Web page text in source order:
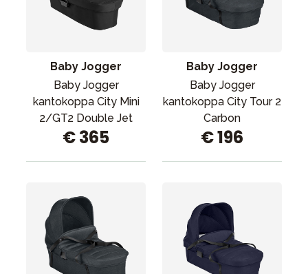
Baby Jogger
Baby Jogger
kantokoppa City Mini
2/GT2 Double Jet
€ 365
Baby Jogger
Baby Jogger
kantokoppa City Tour 2
Carbon
€ 196